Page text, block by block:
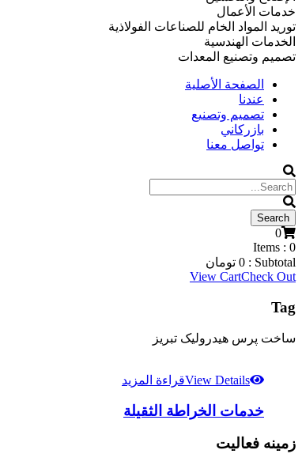
خدمات الأعمال
توريد المواد الخام للصناعات الفولاذية
الخدمات الهندسية
تصميم وتصنيع المعدات
الصفحة الأصلية
عندنا
تصميم وتصنيع
بازركاني
تواصل معنا
0
Items : 0
Subtotal :
0 تومان
View CartCheck Out
Tag
ساخت پرس هیدرولیک تبریز
View Detailsقراءة المزيد
خدمات الخراطة الثقيلة
زمینه فعالیت